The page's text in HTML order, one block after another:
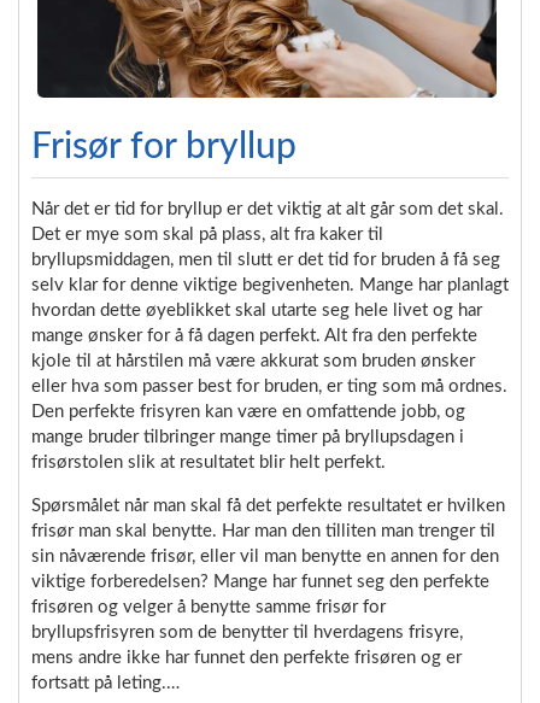
Frisør for bryllup
Når det er tid for bryllup er det viktig at alt går som det skal.
Det er mye som skal på plass, alt fra kaker til
bryllupsmiddagen, men til slutt er det tid for bruden å få seg
selv klar for denne viktige begivenheten. Mange har planlagt
hvordan dette øyeblikket skal utarte seg hele livet og har
mange ønsker for å få dagen perfekt. Alt fra den perfekte
kjole til at hårstilen må være akkurat som bruden ønsker
eller hva som passer best for bruden, er ting som må ordnes.
Den perfekte frisyren kan være en omfattende jobb, og
mange bruder tilbringer mange timer på bryllupsdagen i
frisørstolen slik at resultatet blir helt perfekt.
Spørsmålet når man skal få det perfekte resultatet er hvilken
frisør man skal benytte. Har man den tilliten man trenger til
sin nåværende frisør, eller vil man benytte en annen for den
viktige forberedelsen? Mange har funnet seg den perfekte
frisøren og velger å benytte samme frisør for
bryllupsfrisyren som de benytter til hverdagens frisyre,
mens andre ikke har funnet den perfekte frisøren og er
fortsatt på leting.…